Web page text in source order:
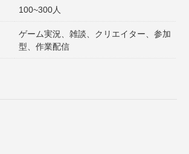
100~300人
ゲーム実況、雑談、クリエイター、参加
型、作業配信